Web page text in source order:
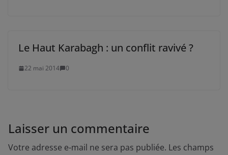
Le Haut Karabagh : un conflit ravivé ?
22 mai 2014 0
Laisser un commentaire
Votre adresse e-mail ne sera pas publiée. Les champs